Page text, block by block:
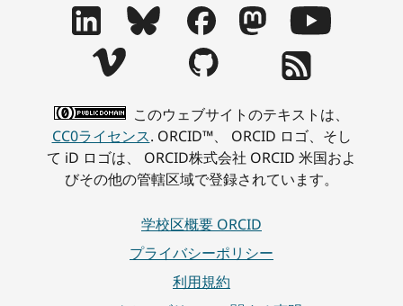
このウェブサイトのテキストは、
CC0ライセンス. ORCID™、 ORCID ロゴ、そし
て iD ロゴは、 ORCID株式会社 ORCID 米国およ
びその他の管轄区域で登録されています。
学校区概要 ORCID
プライバシーポリシー
利用規約